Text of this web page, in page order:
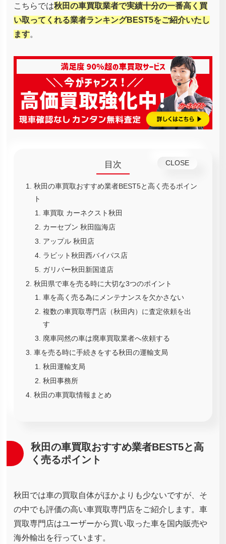
こちらでは秋田の車買取業者で実績十分の一番高く買
い取ってくれる業者ランキングBEST5をご紹介いたし
ます。
目次
秋田の車買取おすすめ業者BEST5と高く売るポイン
ト
車買取 カーネクスト秋田
カーセブン 秋田臨海店
アップル 秋田店
ラビット秋田西バイパス店
ガリバー秋田新国道店
秋田県で車を売る時に大切な3つのポイント
車を高く売る為にメンテナンスを欠かさない
複数の車買取専門店（秋田内）に査定依頼を出
す
廃車同然の車は廃車買取業者へ依頼する
車を売る時に手続きをする秋田の運輸支局
秋田運輸支局
秋田事務所
秋田の車買取情報まとめ
秋田の車買取おすすめ業者BEST5と高
く売るポイント
秋田では車の買取自体がほかよりも少ないですが、そ
の中でも評価の高い車買取専門店をご紹介します。車
買取専門店はユーザーから買い取った車を国内販売や
海外輸出を行っています。